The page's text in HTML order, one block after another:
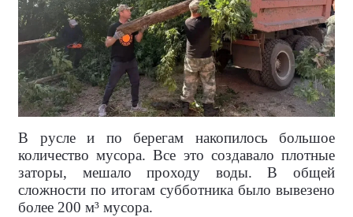
В русле и по берегам накопилось большое
количество мусора. Все это создавало плотные
заторы, мешало проходу воды. В общей
сложности по итогам субботника было вывезено
более 200 м³ мусора.